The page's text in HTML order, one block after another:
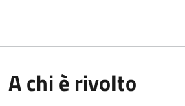
A chi è rivolto